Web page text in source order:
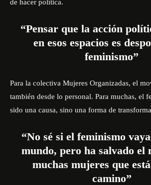
de hacer política.
“Pensar que la acción
en esos espacios es
feminismo”
Para la colectiva Mujeres Organizadas, el
también desde lo personal. Para muchas, el
sido una causa, sino una forma de
“No sé si el feminismo
mundo, pero ha salvado el
muchas mujeres que
camino”